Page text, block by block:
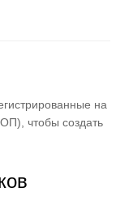
на
чтобы создать